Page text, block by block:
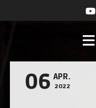
06 APR.
2022